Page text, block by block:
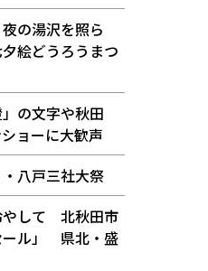
の湯沢を照ら
絵どうろうまつ
の文字や秋田
ョーに大歓声
八戸三社大祭
やして 北秋田市
ール」 県北・盛